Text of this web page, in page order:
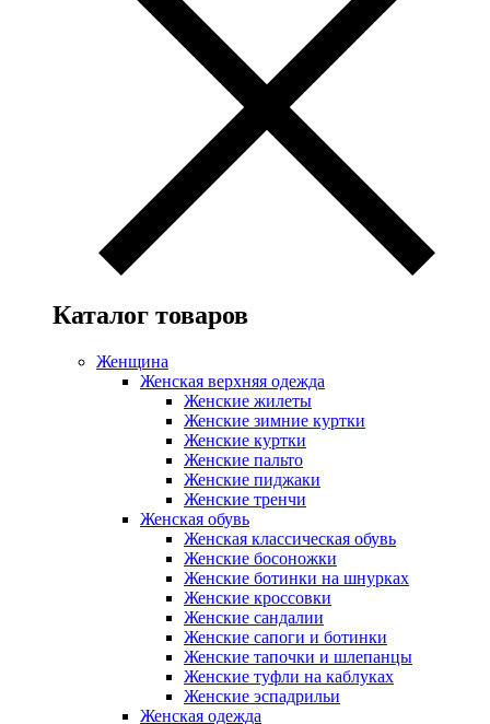
Каталог товаров
Женщина
Женская верхняя одежда
Женские жилеты
Женские зимние куртки
Женские куртки
Женские пальто
Женские пиджаки
Женские тренчи
Женская обувь
Женская классическая обувь
Женские босоножки
Женские ботинки на шнурках
Женские кроссовки
Женские сандалии
Женские сапоги и ботинки
Женские тапочки и шлепанцы
Женские туфли на каблуках
Женские эспадрильи
Женская одежда